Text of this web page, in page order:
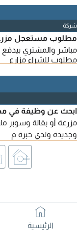
شركة
مطلوب مستعجل
مباشر والمشتري
مطلوب للشراء مزارع
ابحث عن وظيفة في
مزرعة أو بقالة وسوبر
وجديدة ولدي خبرة م
الرئيسية